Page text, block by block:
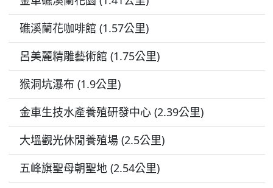
礁溪蘭花咖啡館 (1.57公里)
呂美麗精雕藝術館 (1.75公里)
猴洞坑瀑布 (1.9公里)
金車生技水產養殖研發中心 (2.39公里)
大塭觀光休閒養殖場 (2.5公里)
五峰旗聖母朝聖地 (2.54公里)